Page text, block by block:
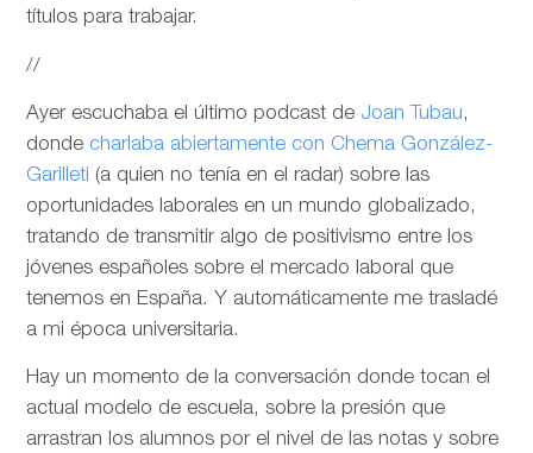
títulos para trabajar.
//
Ayer escuchaba el último podcast de Joan Tubau,
donde charlaba abiertamente con Chema González-
Garilleti (a quien no tenía en el radar) sobre las
oportunidades laborales en un mundo globalizado,
tratando de transmitir algo de positivismo entre los
jóvenes españoles sobre el mercado laboral que
tenemos en España. Y automáticamente me trasladé
a mi época universitaria.
Hay un momento de la conversación donde tocan el
actual modelo de escuela, sobre la presión que
arrastran los alumnos por el nivel de las notas y sobre